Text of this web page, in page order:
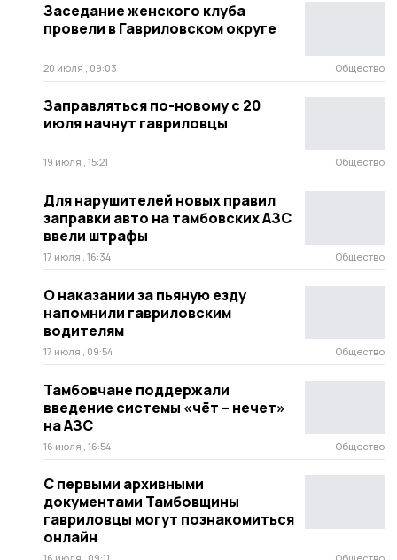
Заседание женского клуба
провели в Гавриловском округе
20 июля , 09:03 Общество
Заправляться по-новому с 20
июля начнут гавриловцы
19 июля , 15:21 Общество
Для нарушителей новых правил
заправки авто на тамбовских АЗС
ввели штрафы
17 июля , 16:34 Общество
О наказании за пьяную езду
напомнили гавриловским
водителям
17 июля , 09:54 Общество
Тамбовчане поддержали
введение системы «чёт – нечет»
на АЗС
16 июля , 16:54 Общество
С первыми архивными
документами Тамбовщины
гавриловцы могут познакомиться
онлайн